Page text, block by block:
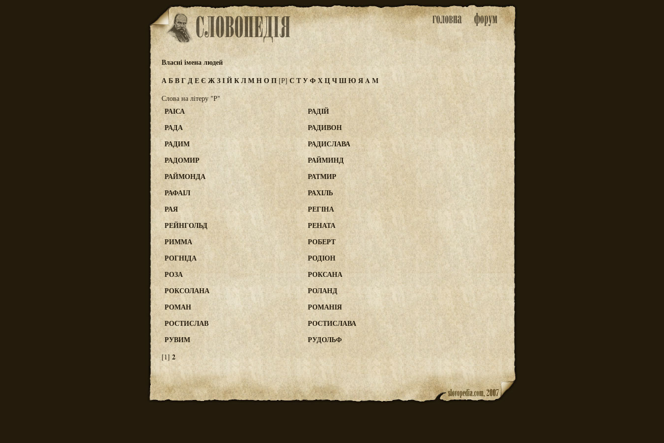
Власні імена людей
АБВГДЕЄЖЗІЙКЛМНОП[Р]СТУФХЦЧШЮЯAM
Слова на літеру "Р"
РАІСА
РАДІЙ
РАДА
РАДИВОН
РАДИМ
РАДИСЛАВА
РАДОМИР
РАЙМИНД
РАЙМОНДА
РАТМИР
РАФАІЛ
РАХІЛЬ
РАЯ
РЕГІНА
РЕЙНГОЛЬД
РЕНАТА
РИММА
РОБЕРТ
РОГНІДА
РОДІОН
РОЗА
РОКСАНА
РОКСОЛАНА
РОЛАНД
РОМАН
РОМАНІЯ
РОСТИСЛАВ
РОСТИСЛАВА
РУВИМ
РУДОЛЬФ
[1] 2